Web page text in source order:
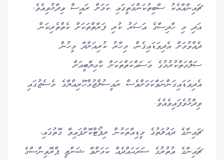
ޗައިނާއާއެކު ސާބިތުކަންމަތީގައި ކަމަށް ރައީސް ވިދާޅުވިއެވެ.
އަދި މި ހާދިސާގެ އަސަރު ކުރި ފަރާތްތަކަށް ކެތްތެރިކަން
ދެއްވުމަށް އެދިވަޑައިގެން، މިހާރު ކުރިއަށްދާ މީހުން
ސަލާމަތްކުރުމުގެ މަސައްކަތްތަކަށް ކާމިޔާބީއަށް
އެދިވަޑައިގަންނަވާކަމަށްވެސް ރައީސުލްޖުމްހޫރިއްޔާގެ މެސެޖުގައި
ވިދާޅުވެފައިވެއެވެ.
ޗައިނާގެ ދައުލަތުގެ މީޑިއާތަކުން ރިޕޯޓްކޮށްފައިވާ ގޮތުގައި،
ޗައިނާގެ އުތުރުގެ ސަރަޙައްދެއް ކަމަށްވާ ޝަންޒީ ޕްރޮވިންސްގެ